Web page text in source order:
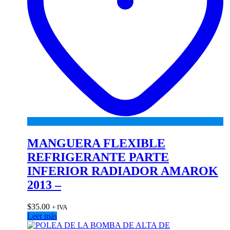
MANGUERA FLEXIBLE
REFRIGERANTE PARTE
INFERIOR RADIADOR AMAROK
2013 –
$35.00 + IVA
Leer más